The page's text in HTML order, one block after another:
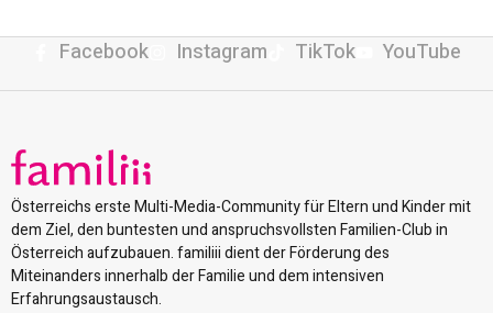
Facebook Instagram TikTok YouTube
Österreichs erste Multi-Media-Community für Eltern und Kinder mit
dem Ziel, den buntesten und anspruchsvollsten Familien-Club in
Österreich aufzubauen. familiii dient der Förderung des
Miteinanders innerhalb der Familie und dem intensiven
Erfahrungsaustausch.